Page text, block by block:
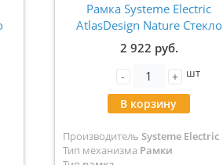
Рамка Systeme Electric
AtlasDesign Nature Стекло
черный 4-ая ATN321004
2 922 руб.
- + шт
В корзину
Производитель Systeme Electric
Тип механизма Рамки